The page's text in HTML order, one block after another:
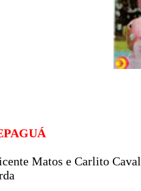
Matos e Carlito